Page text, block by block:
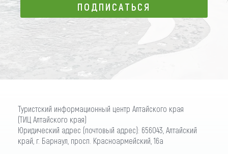
ПОДПИСАТЬСЯ
ПОДПИСАТЬСЯ
Туристский информационный центр Алтайского края
(ТИЦ Алтайского края)
Юридический адрес (почтовый адрес): 656043, Алтайский
край, г. Барнаул, просп. Красноармейский, 16а